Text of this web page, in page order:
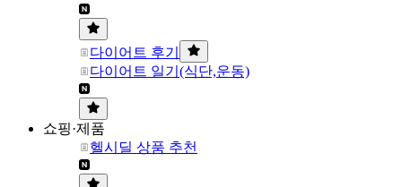
다이어트 후기
다이어트 일기(식단,운동)
쇼핑·제품
헬시딜 상품 추천